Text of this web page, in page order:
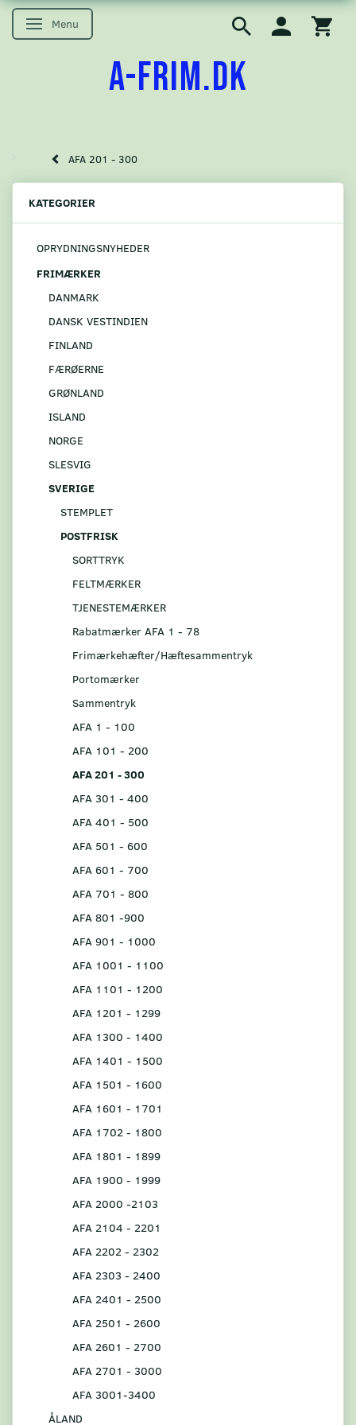
Skifte navigation
Menu
A-FRIM.DK
AFA 201 - 300
KATEGORIER
OPRYDNINGSNYHEDER
FRIMÆRKER
DANMARK
DANSK VESTINDIEN
FINLAND
FÆRØERNE
GRØNLAND
ISLAND
NORGE
SLESVIG
SVERIGE
STEMPLET
POSTFRISK
SORTTRYK
FELTMÆRKER
TJENESTEMÆRKER
Rabatmærker AFA 1 - 78
Frimærkehæfter/Hæftesammentryk
Portomærker
Sammentryk
AFA 1 - 100
AFA 101 - 200
AFA 201 - 300
AFA 301 - 400
AFA 401 - 500
AFA 501 - 600
AFA 601 - 700
AFA 701 - 800
AFA 801 -900
AFA 901 - 1000
AFA 1001 - 1100
AFA 1101 - 1200
AFA 1201 - 1299
AFA 1300 - 1400
AFA 1401 - 1500
AFA 1501 - 1600
AFA 1601 - 1701
AFA 1702 - 1800
AFA 1801 - 1899
AFA 1900 - 1999
AFA 2000 -2103
AFA 2104 - 2201
AFA 2202 - 2302
AFA 2303 - 2400
AFA 2401 - 2500
AFA 2501 - 2600
AFA 2601 - 2700
AFA 2701 - 3000
AFA 3001-3400
ÅLAND